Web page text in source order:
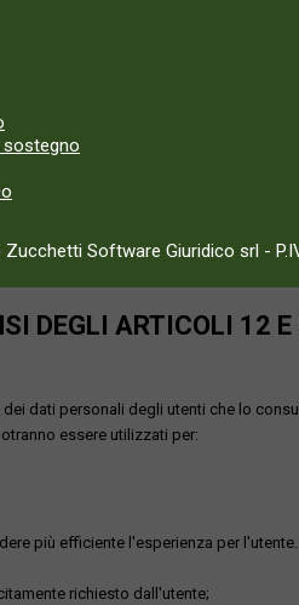
Software Giuridico srl -
DEGLI ARTICOLI 12
dati personali degli utenti che lo
essere utilizzati per:
più efficiente l'esperienza per l'utente.
richiesto dall'utente;